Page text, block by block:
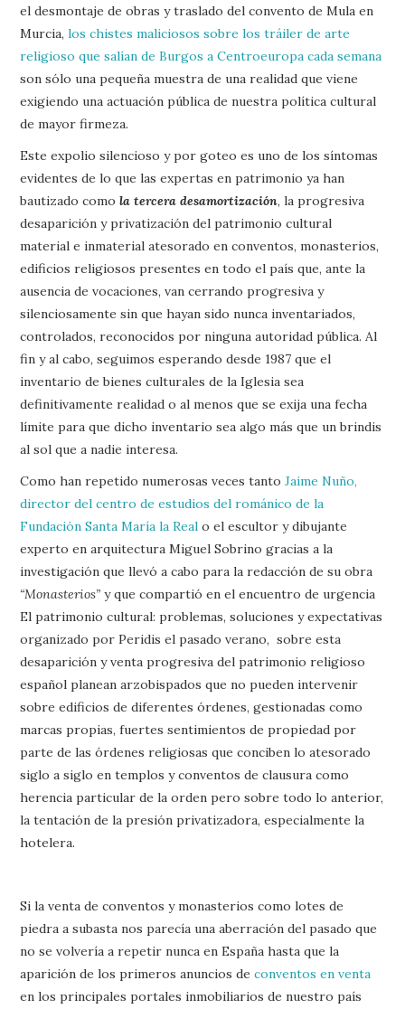
el desmontaje de obras y traslado del convento de Mula en
Murcia,los chistes maliciosos sobre los tráiler de arte
religioso que salían de Burgos a Centroeuropa cada semana
son sólo una pequeña muestra de una realidad que viene
exigiendo una actuación pública de nuestra política cultural
de mayor firmeza.
Este expolio silencioso y por goteo es uno de los síntomas
evidentes de lo que las expertas en patrimonio ya han
bautizado comola tercera desamortización, la progresiva
desaparición y privatización del patrimonio cultural
material e inmaterial atesorado en conventos, monasterios,
edificios religiosos presentes en todo el país que, ante la
ausencia de vocaciones, van cerrando progresiva y
silenciosamente sin que hayan sido nunca inventariados,
controlados, reconocidos por ninguna autoridad pública. Al
fin y al cabo, seguimos esperando desde 1987 que el
inventario de bienes culturales de la Iglesia sea
definitivamente realidad o al menos que se exija una fecha
límite para que dicho inventario sea algo más que un brindis
al sol que a nadie interesa.
Como han repetido numerosas veces tantoJaime Nuño,
director del centro de estudios del románico de la
Fundación Santa María la Real o el escultor y dibujante
experto en arquitectura Miguel Sobrino gracias a la
investigación que llevó a cabo para la redacción de su obra
“Monasterios” y que compartió en el encuentro de urgencia
El patrimonio cultural: problemas, soluciones y expectativas
organizado por Peridis el pasado verano, sobre esta
desaparición y venta progresiva del patrimonio religioso
español planean arzobispados que no pueden intervenir
sobre edificios de diferentes órdenes, gestionadas como
marcas propias, fuertes sentimientos de propiedad por
parte de las órdenes religiosas que conciben lo atesorado
siglo a siglo en templos y conventos de clausura como
herencia particular de la orden pero sobre todo lo anterior,
la tentación de la presión privatizadora, especialmente la
hotelera.
Si la venta de conventos y monasterios como lotes de
piedra a subasta nos parecía una aberración del pasado que
no se volvería a repetir nunca en España hasta que la
aparición de los primeros anuncios deconventos en venta
en los principales portales inmobiliarios de nuestro país